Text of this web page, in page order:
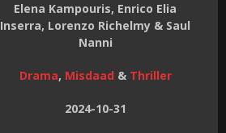
Elena Kampouris, Enrico Elia
Inserra, Lorenzo Richelmy & Saul
Nanni
Drama, Misdaad & Thriller
2024-10-31